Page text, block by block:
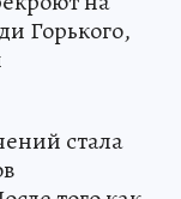
Горького,
стала